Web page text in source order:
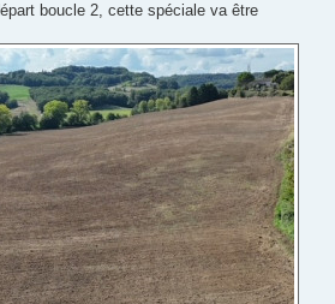
boucle 2, cette spéciale va être